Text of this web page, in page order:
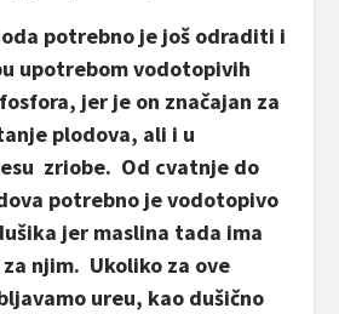
potrebno je još odraditi i
upotrebom vodotopivih
jer je on značajan za
plodova, ali i u
zriobe. Od cvatnje do
potrebno je vodotopivo
jer maslina tada ima
njim. Ukoliko za ove
ureu, kao dušično